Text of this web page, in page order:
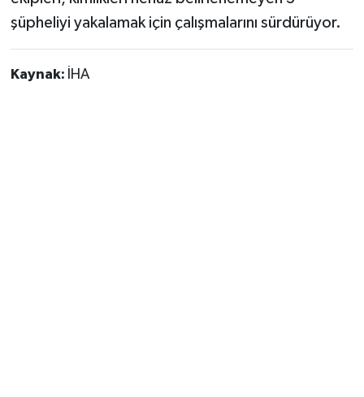
şüpheliyi yakalamak için çalışmalarını sürdürüyor.
Kaynak: İHA